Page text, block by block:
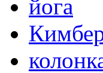
йога